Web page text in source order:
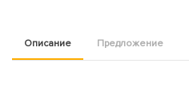
Описание Предложение